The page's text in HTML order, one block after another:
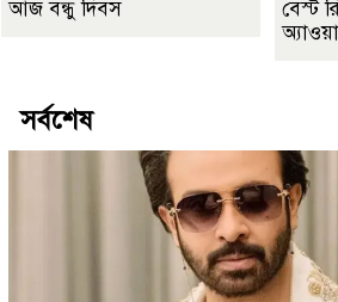
আজ বন্ধু দিবস
বেস্ট
সর্বশেষ